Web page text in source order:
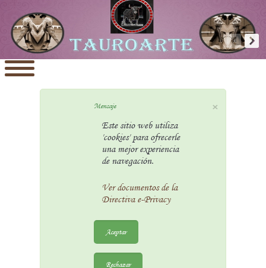
×
Mensaje
Este sitio web utiliza
'cookies' para ofrecerle
una mejor experiencia
de navegación.
Ver documentos de la
Directiva e-Privacy
Aceptar
Rechazar